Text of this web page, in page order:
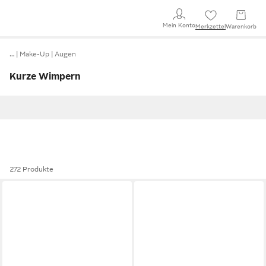
Mein KontoMerkzettel Warenkorb
… Make-Up Augen
Kurze Wimpern
272 Produkte